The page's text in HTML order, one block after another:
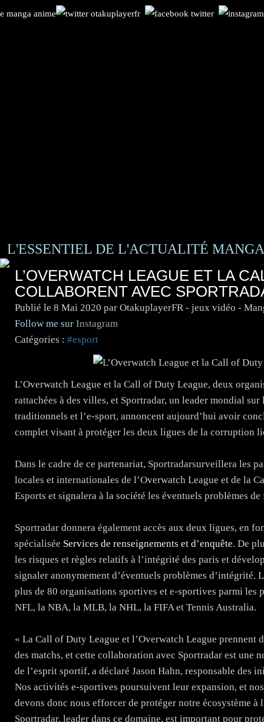
L'ESSENTIEL DE L'ACTUALITÉ
L’OVERWATCH LEAGUE ET LA
COLLABORENT AVEC
Publié le 8 Mai 2020 par OtakuplayerFR - jeux vidéo -
Follow me sur Instagram
Catégories : #esport
L’Overwatch League et la Call of Duty League, deux
rattachées à des villes, et Sportradar, un leader mondial
traditionnels et l’e-sport, annoncent aujourd’hui avoir
complet visant à protéger les deux ligues de la corruption
Dans le cadre de ce partenariat, Sportradarsurveillera les
locales et internationales de l’Overwatch League et de la
Esports et signalera à la société les éventuels problèmes
Sportradar donnera également accès aux deux ligues, en
spécialisée Services de renseignements et d’enquête. De
les risques et règles relatifs à l’intégrité des paris et
signaler anonymement d’éventuels problèmes d’intégrité.
plus de 80 organisations sportives et e-sportives parmi les
NFL, la NBA, la MLB, la NHL, la FIFA et Tennis Australia.
« La Call of Duty League et l’Overwatch League prennent
des matchs, et cette collaboration avec Sportradar est une
de l’esprit sportif, a déclaré Jason Hahn, responsable
Nos activités e-sportives poursuivent leur expansion, et
devons donc nous efforcer de protéger notre écosystème
Sportradar, leader dans ce domaine, est important pour